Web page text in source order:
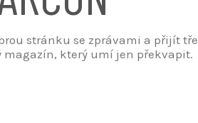
stránku se zprávami a přijít
magazín, který umí jen překvapit.